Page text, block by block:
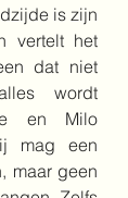
is zijn
vertelt het
dat niet
wordt
en Milo
mag een
maar geen